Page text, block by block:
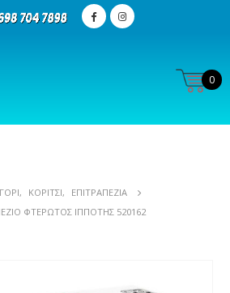
0
, ΚΟΡΊΤΣΙ,
ΕΠΙΤΡΑΠΕΖΊΑ
ΦΤΕΡΩΤΌΣ ΙΠΠΟΤΗΣ 520162